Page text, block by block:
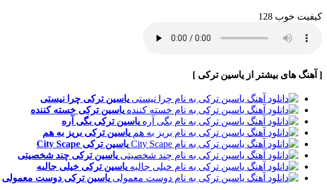
کیفیت خوب 128
[ آهنگ های بیشتر از یاسین ترکی ]
یاسین ترکی چرا نیستی
یاسین ترکی خسته کننده
یاسین ترکی بگی آره
یاسین ترکی بریز به هم
یاسین ترکی City Scape
یاسین ترکی چند شخصیتی
یاسین ترکی خیلی جالبه
یاسین ترکی دوست معمولی